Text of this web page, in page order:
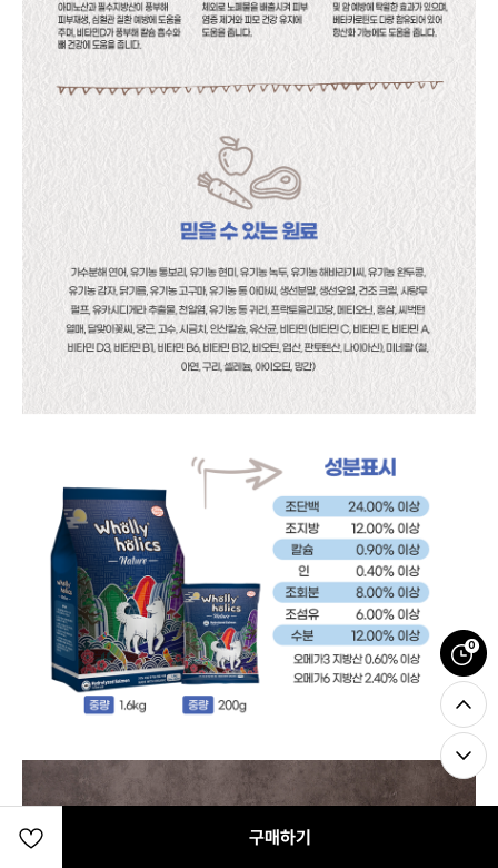
0
구매하기